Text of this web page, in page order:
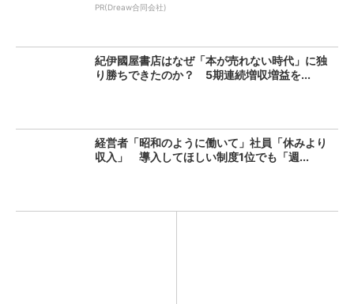
PR(Dreaw合同会社)
紀伊國屋書店はなぜ「本が売れない時代」に独
り勝ちできたのか？ 5期連続増収増益を...
経営者「昭和のように働いて」社員「休みより
収入」 導入してほしい制度1位でも「週...